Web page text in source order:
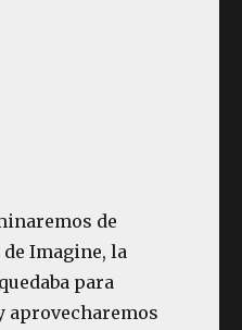
de
Imagine, la
para
aprovecharemos